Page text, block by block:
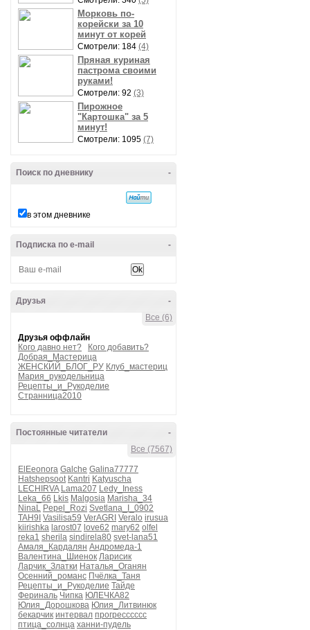
Морковь по-
корейски за 10
минут от корей
Смотрели: 184 (4)
Пряная куриная
пастрома своими
руками!
Смотрели: 92 (3)
Пирожное
"Картошка" за 5
минут!
Смотрели: 1095 (7)
-
Поиск по дневнику
в этом дневнике
-
Подписка по e-mail
-
Друзья
Все (6)
Друзья оффлайн
Кого давно нет?
Кого добавить?
Добрая_Мастерица
ЖЕНСКИЙ_БЛОГ_РУ Клуб_мастериц
Мария_рукодельница
Рецепты_и_Рукоделие
Странница2010
-
Постоянные читатели
Все (7567)
ElEeonora Galche Galina77777
Hatshepsoot Kantri Katyuscha
LECHIRVA Lama207 Ledy_Iness
Leka_66 Lkis Malgosia Marisha_34
NinaL Pepel_Rozi Svetlana_I_0902
TAH9I Vasilisa59 VerAGRI Veralo irusua
kiirishka larost07 love62 mary62 olfel
reka1 sherila sindirela80 svet-lana51
Амаля_Кардалян Андромеда-1
Валентина_Шиенок Ларисик
Ларчик_Златки Наталья_Оганян
Осенний_романс Пчёлка_Таня
Рецепты_и_Рукоделие Тайде
Фериналь Чипка ЮЛЕЧКА82
Юлия_Дорошкова Юлия_Литвинюк
бекарчик интервал прогресссссс
птица_солнца ханни-пудель